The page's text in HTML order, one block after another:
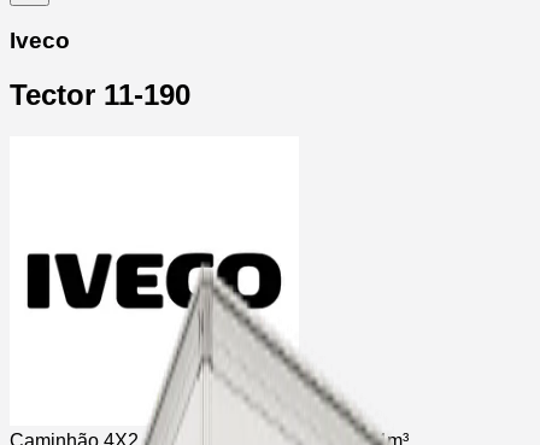
Iveco
Tector 11-190